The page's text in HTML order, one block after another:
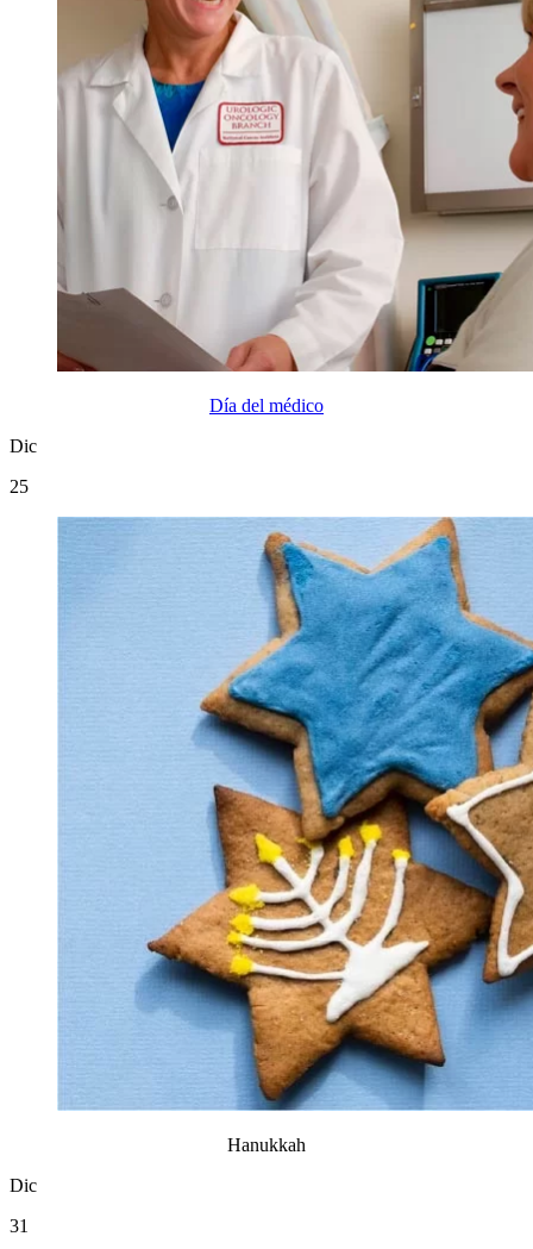
Día del médico
Dic
25
Hanukkah
Dic
31